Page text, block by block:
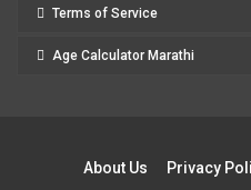
Terms of Service
Age Calculator Marathi
About Us Privacy